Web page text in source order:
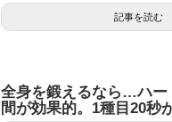
記事を読む
全身を鍛えるなら…ハー
間が効果的。1種目20秒